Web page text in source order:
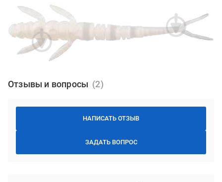
Отзывы и вопросы
НАПИСАТЬ ОТЗЫВ
ЗАДАТЬ ВОПРОС